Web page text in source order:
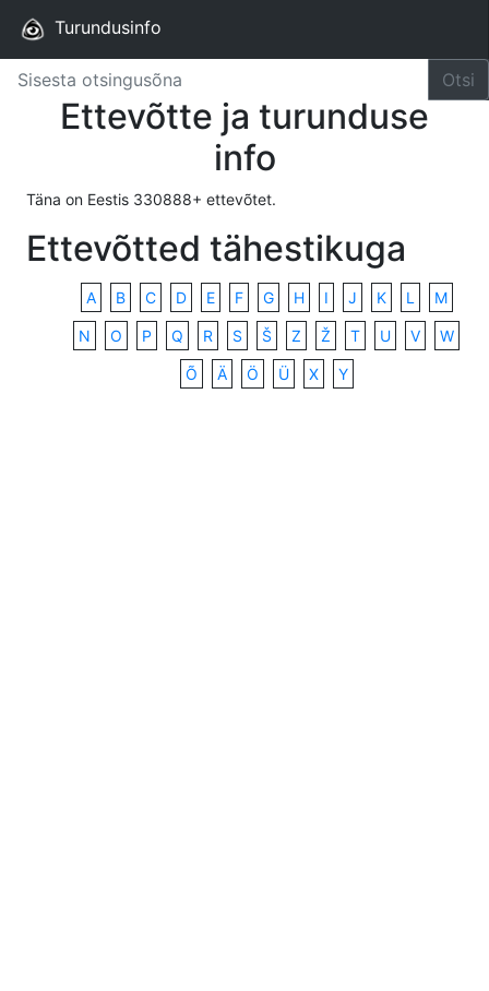
Turundusinfo
Otsi
Ettevõtte ja turunduse
info
Täna on Eestis 330888+ ettevõtet.
Ettevõtted tähestikuga
A B C D E F G H I J K L M
N O P Q R S Š Z Ž T U V W
Õ Ä Ö Ü X Y